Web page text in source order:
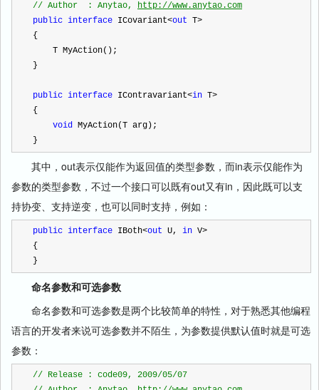
// Author  : Anytao, http://www.anytao.com
public interface ICovariant<out T>
{
    T MyAction();
}
public interface IContravariant<in T>
{
void MyAction(T arg);
}
其中，out表示仅能作为返回值的类型参数，而in表示仅能作为
参数的类型参数，不过一个接口可以既有out又有in，因此既可以支
持协变、支持逆变，也可以同时支持，例如：
public interface IBoth<out U, in V>
{
}
命名参数和可选参数
命名参数和可选参数是两个比较简单的特性，对于熟悉其他编程
语言的开发者来说可选参数并不陌生，为参数提供默认值时就是可选
参数：
// Release : code09, 2009/05/07